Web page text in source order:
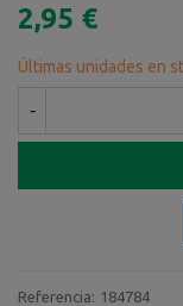
2,95 €
Últimas unidades en
-
Referencia: 184784